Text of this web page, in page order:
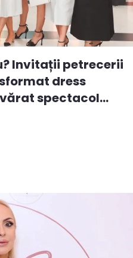
Invitații petrecerii
dress
spectacol